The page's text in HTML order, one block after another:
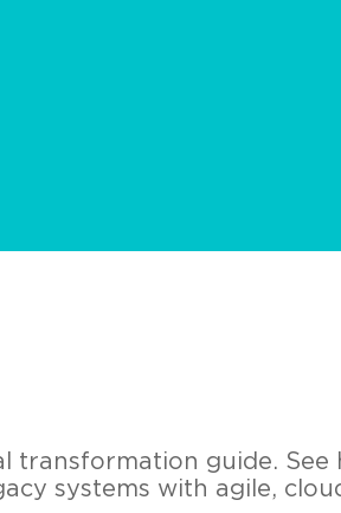
transformation guide. See
systems with agile,